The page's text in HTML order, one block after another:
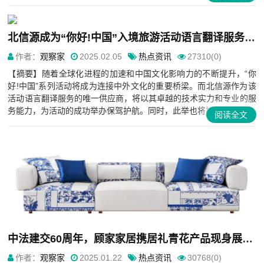
北信源成为“你好!中国”入境旅游活动语言翻译服务唯一供应商
作者：观察家 2025.02.05 热点资讯
27310(0)
【摘要】随着全球化进程的加速和中国文化影响力的不断提升，“你
好!中国”系列活动将成为连接中外文化的重要桥梁。而北信源作为该
活动语言翻译服务的唯一供应商，将以其卓越的技术实力和专业的服
务能力，为活动的成功举办保驾护航。同时，此举也将推动公司在...
阅读全文
中法建交60周年，顾家家居携居礼青花产品现身展传统文化魅力
作者：观察家 2025.01.22 热点资讯
30768(0)